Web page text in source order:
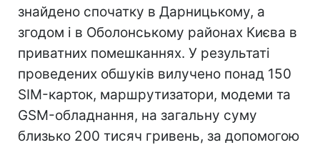
знайдено спочатку в Дарницькому, а
згодом і в Оболонському районах Києва в
приватних помешканнях. У результаті
проведених обшуків вилучено понад 150
SIM-карток, маршрутизатори, модеми та
GSM-обладнання, на загальну суму
близько 200 тисяч гривень, за допомогою